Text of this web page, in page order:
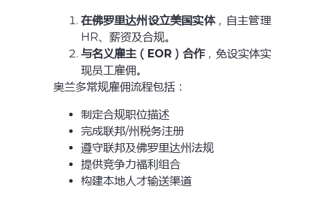
在佛罗里达州设立美国实体，自主管理
HR、薪资及合规。
与名义雇主（EOR）合作，免设实体实
现员工雇佣。
奥兰多常规雇佣流程包括：
制定合规职位描述
完成联邦/州税务注册
遵守联邦及佛罗里达州法规
提供竞争力福利组合
构建本地人才输送渠道